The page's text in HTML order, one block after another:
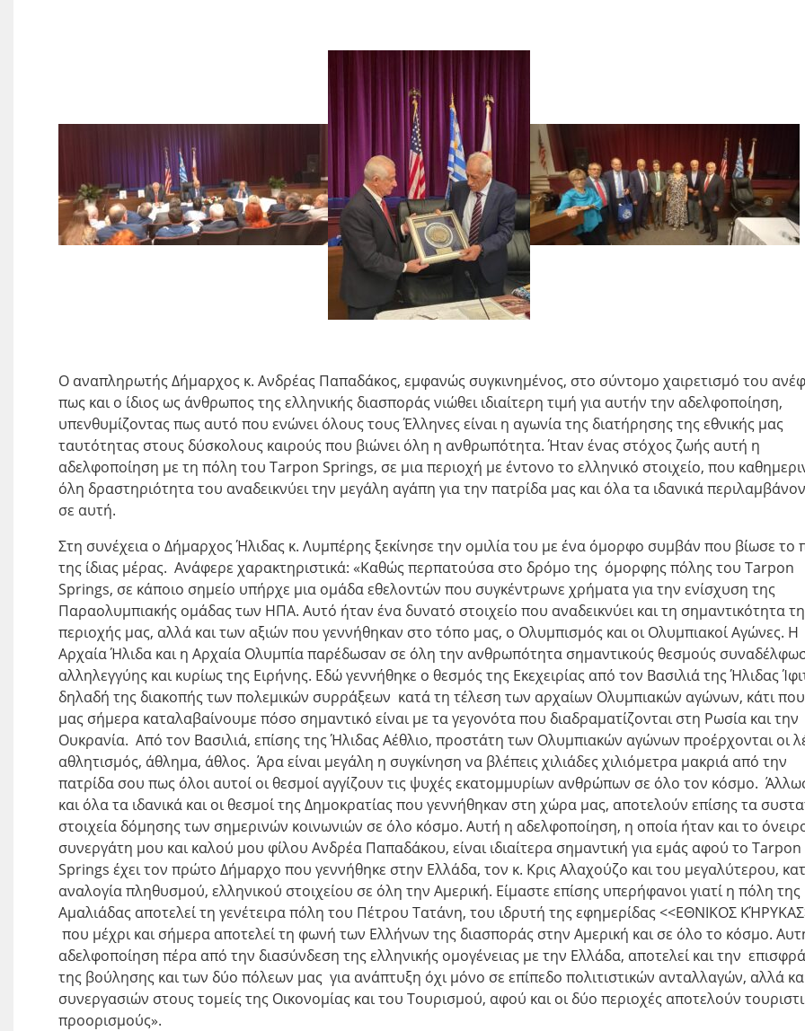
Ο αναπληρωτής Δήμαρχος κ. Ανδρέας Παπαδάκος, εμφανώς συγκινημένος, στο σύντομο χαιρετισμό του
πως και ο ίδιος ως άνθρωπος της ελληνικής διασποράς νιώθει ιδιαίτερη τιμή για αυτήν την αδελφοποίηση,
υπενθυμίζοντας πως αυτό που ενώνει όλους τους Έλληνες είναι η αγωνία της διατήρησης της εθνικής μας
ταυτότητας στους δύσκολους καιρούς που βιώνει όλη η ανθρωπότητα. Ήταν ένας στόχος ζωής αυτή η
αδελφοποίηση με τη πόλη του Tarpon Springs, σε μια περιοχή με έντονο το ελληνικό στοιχείο, που
όλη δραστηριότητα του αναδεικνύει την μεγάλη αγάπη για την πατρίδα μας και όλα τα ιδανικά
σε αυτή.
Στη συνέχεια ο Δήμαρχος Ήλιδας κ. Λυμπέρης ξεκίνησε την ομιλία του με ένα όμορφο συμβάν που βίωσε το
της ίδιας μέρας. Ανάφερε χαρακτηριστικά: «Καθώς περπατούσα στο δρόμο της όμορφης πόλης του Tarpon
Springs, σε κάποιο σημείο υπήρχε μια ομάδα εθελοντών που συγκέντρωνε χρήματα για την ενίσχυση της
Παραολυμπιακής ομάδας των ΗΠΑ. Αυτό ήταν ένα δυνατό στοιχείο που αναδεικνύει και τη σημαντικότητα
περιοχής μας, αλλά και των αξιών που γεννήθηκαν στο τόπο μας, ο Ολυμπισμός και οι Ολυμπιακοί Αγώνες. Η
Αρχαία Ήλιδα και η Αρχαία Ολυμπία παρέδωσαν σε όλη την ανθρωπότητα σημαντικούς θεσμούς
αλληλεγγύης και κυρίως της Ειρήνης. Εδώ γεννήθηκε ο θεσμός της Εκεχειρίας από τον Βασιλιά της Ήλιδας
δηλαδή της διακοπής των πολεμικών συρράξεων κατά τη τέλεση των αρχαίων Ολυμπιακών αγώνων, κάτι
μας σήμερα καταλαβαίνουμε πόσο σημαντικό είναι με τα γεγονότα που διαδραματίζονται στη Ρωσία και την
Ουκρανία. Από τον Βασιλιά, επίσης της Ήλιδας Αέθλιο, προστάτη των Ολυμπιακών αγώνων προέρχονται οι
αθλητισμός, άθλημα, άθλος. Άρα είναι μεγάλη η συγκίνηση να βλέπεις χιλιάδες χιλιόμετρα μακριά από την
πατρίδα σου πως όλοι αυτοί οι θεσμοί αγγίζουν τις ψυχές εκατομμυρίων ανθρώπων σε όλο τον κόσμο.
και όλα τα ιδανικά και οι θεσμοί της Δημοκρατίας που γεννήθηκαν στη χώρα μας, αποτελούν επίσης τα
στοιχεία δόμησης των σημερινών κοινωνιών σε όλο κόσμο. Αυτή η αδελφοποίηση, η οποία ήταν και το
συνεργάτη μου και καλού μου φίλου Ανδρέα Παπαδάκου, είναι ιδιαίτερα σημαντική για εμάς αφού το Tarpon
Springs έχει τον πρώτο Δήμαρχο που γεννήθηκε στην Ελλάδα, τον κ. Κρις Αλαχούζο και του μεγαλύτερου,
αναλογία πληθυσμού, ελληνικού στοιχείου σε όλη την Αμερική. Είμαστε επίσης υπερήφανοι γιατί η πόλη της
Αμαλιάδας αποτελεί τη γενέτειρα πόλη του Πέτρου Τατάνη, του ιδρυτή της εφημερίδας <<ΕΘΝΙΚΟΣ
που μέχρι και σήμερα αποτελεί τη φωνή των Ελλήνων της διασποράς στην Αμερική και σε όλο το κόσμο.
αδελφοποίηση πέρα από την διασύνδεση της ελληνικής ομογένειας με την Ελλάδα, αποτελεί και την
της βούλησης και των δύο πόλεων μας για ανάπτυξη όχι μόνο σε επίπεδο πολιτιστικών ανταλλαγών, αλλά
συνεργασιών στους τομείς της Οικονομίας και του Τουρισμού, αφού και οι δύο περιοχές αποτελούν
προορισμούς».